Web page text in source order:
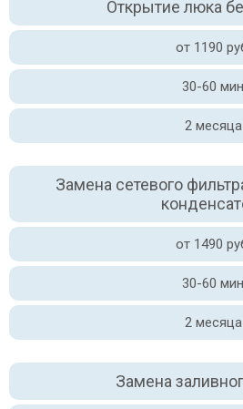
Открытие люка
от 1190
30-60 мин
2 месяца
Замена сетевого
от 1490
30-60 мин
2 месяца
Замена